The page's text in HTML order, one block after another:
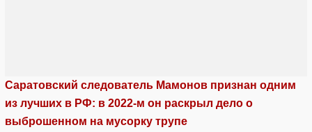
Саратовский следователь Мамонов признан одним
из лучших в РФ: в 2022-м он раскрыл дело о
выброшенном на мусорку трупе